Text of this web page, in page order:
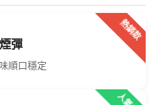
熱銷款
彈
順口穩定